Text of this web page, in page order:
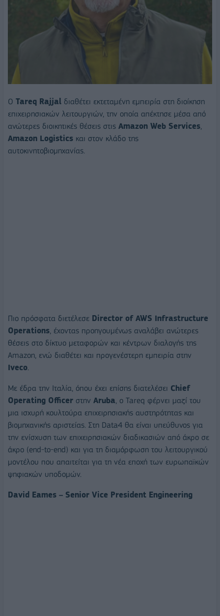
Ο Tareq Rajjal διαθέτει εκτεταμένη εμπειρία στη διοίκηση
επιχειρησιακών λειτουργιών, την οποία απέκτησε μέσα από
ανώτερες διοικητικές θέσεις στις Amazon Web Services,
Amazon Logistics και στον κλάδο της
αυτοκινητοβιομηχανίας.
Πιο πρόσφατα διετέλεσε Director of AWS Infrastructure
Operations, έχοντας προηγουμένως αναλάβει ανώτερες
θέσεις στο δίκτυο μεταφορών και κέντρων διαλογής της
Amazon, ενώ διαθέτει και προγενέστερη εμπειρία στην
Iveco.
Με έδρα την Ιταλία, όπου έχει επίσης διατελέσει Chief
Operating Officer στην Aruba , ο Tareq φέρνει μαζί του
μια ισχυρή κουλτούρα επιχειρησιακής αυστηρότητας και
βιομηχανικής αριστείας. Στη Data4 θα είναι υπεύθυνος για
την ενίσχυση των επιχειρησιακών διαδικασιών από άκρο σε
άκρο (end-to-end) και για τη διαμόρφωση του λειτουργικού
μοντέλου που απαιτείται για τη νέα εποχή των ευρωπαϊκών
ψηφιακών υποδομών.
David Eames – Senior Vice President Engineering